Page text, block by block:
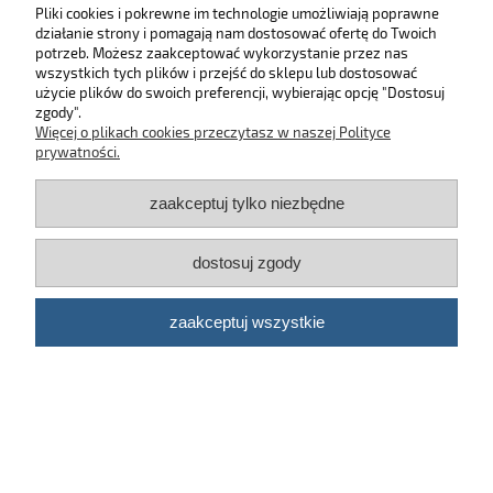
SKLEP
MOJE KONTO
BĄDŹ NA BIEŻĄCO!
Kosmetyki samochodowe Automotive Care©2026 | PlatformaShoper
pokaż pełną wersję strony
Pliki cookies i pokrewne im technologie umożliwiają poprawne
działanie strony i pomagają nam dostosować ofertę do Twoich
potrzeb. Możesz zaakceptować wykorzystanie przez nas
wszystkich tych plików i przejść do sklepu lub dostosować
użycie plików do swoich preferencji, wybierając opcję "Dostosuj
zgody".
Więcej o plikach cookies przeczytasz w naszej Polityce
prywatności.
zaakceptuj tylko niezbędne
dostosuj zgody
zaakceptuj wszystkie